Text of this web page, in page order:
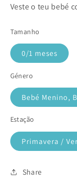
Veste o teu bebé
Tamanho
0/1 meses
Género
Bebé Menino,
Estação
Primavera /
Share